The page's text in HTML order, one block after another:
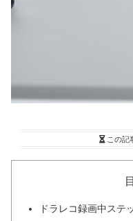
この記
ドラレコ録画中ステ